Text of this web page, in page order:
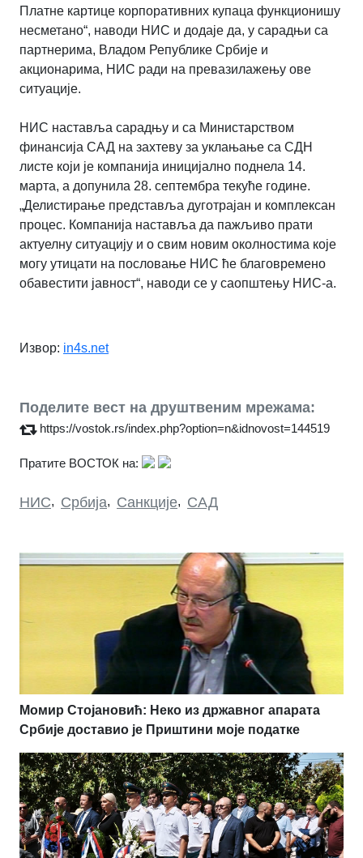
Платне картице корпоративних купаца функционишу
несметано“, наводи НИС и додаје да, у сарадњи са
партнерима, Владом Републике Србије и
акционарима, НИС ради на превазилажењу ове
ситуације.
НИС наставља сарадњу и са Министарством
финансија САД на захтеву за уклањање са СДН
листе који је компанија иницијално поднела 14.
марта, а допунила 28. септембра текуће године.
„Делистирање представља дуготрајан и комплексан
процес. Компанија наставља да пажљиво прати
актуелну ситуацију и о свим новим околностима које
могу утицати на пословање НИС ће благовремено
обавестити јавност“, наводи се у саопштењу НИС-а.
Извор: in4s.net
Поделите вест на друштвеним мрежама:
https://vostok.rs/index.php?option=n&idnovost=144519
Пратите ВОСТОК на:
НИС, Србија, Санкције, САД
Момир Стојановић: Неко из државног апарата
Србије доставио је Приштини моје податке